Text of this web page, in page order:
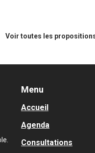
Voir toutes les
Menu
Accueil
Agenda
Consultations